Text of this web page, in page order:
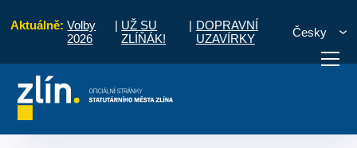
Aktuálně: Volby
2026
| UŽ SU
ZLÍŇÁK!
| DOPRAVNÍ
UZAVÍRKY
Česky